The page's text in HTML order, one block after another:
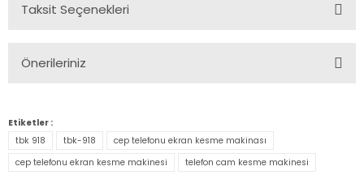
Taksit Seçenekleri
Önerileriniz
konularda yetersiz gördüğünüz noktaları öneri formunu
kullanarak tarafımıza iletebilirsiniz.
Görüş ve önerileriniz için teşekkür ederiz.
Etiketler :
tbk 918
tbk-918
cep telefonu ekran kesme makinası
cep telefonu ekran kesme makinesi
telefon cam kesme makinesi